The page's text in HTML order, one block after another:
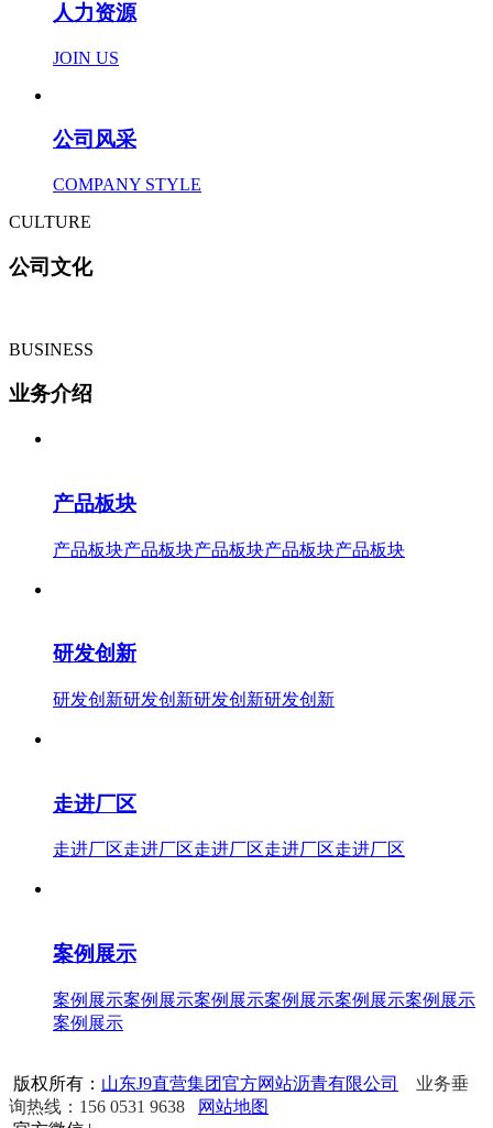
人力资源
JOIN US
公司风采
COMPANY STYLE
CULTURE
公司文化
BUSINESS
业务介绍
产品板块
产品板块产品板块产品板块产品板块产品板块
研发创新
研发创新研发创新研发创新研发创新
走进厂区
走进厂区走进厂区走进厂区走进厂区走进厂区
案例展示
案例展示案例展示案例展示案例展示案例展示案例展示
案例展示
版权所有： 山东J9直营集团官方网站沥青有限公司
业务垂
询热线：156 0531 9638
网站地图